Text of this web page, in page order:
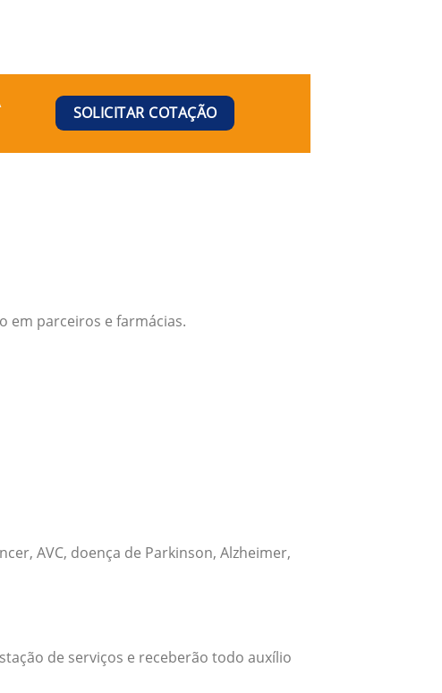
SOLICITAR COTAÇÃO
em parceiros e farmácias.
AVC, doença de Parkinson, Alzheimer,
de serviços e receberão todo auxílio